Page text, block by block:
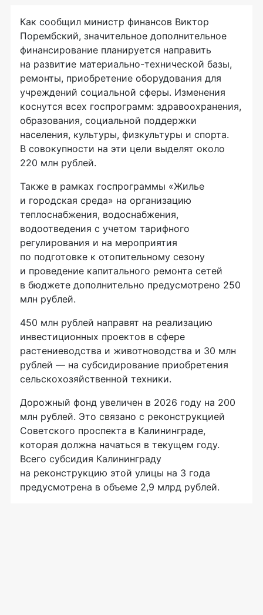
Как сообщил министр финансов Виктор
Порембский, значительное дополнительное
финансирование планируется направить
на развитие материально-технической базы,
ремонты, приобретение оборудования для
учреждений социальной сферы. Изменения
коснутся всех госпрограмм: здравоохранения,
образования, социальной поддержки
населения, культуры, физкультуры и спорта.
В совокупности на эти цели выделят около
220 млн рублей.
Также в рамках госпрограммы «Жилье
и городская среда» на организацию
теплоснабжения, водоснабжения,
водоотведения с учетом тарифного
регулирования и на мероприятия
по подготовке к отопительному сезону
и проведение капитального ремонта сетей
в бюджете дополнительно предусмотрено 250
млн рублей.
450 млн рублей направят на реализацию
инвестиционных проектов в сфере
растениеводства и животноводства и 30 млн
рублей — на субсидирование приобретения
сельскохозяйственной техники.
Дорожный фонд увеличен в 2026 году на 200
млн рублей. Это связано с реконструкцией
Советского проспекта в Калининграде,
которая должна начаться в текущем году.
Всего субсидия Калининграду
на реконструкцию этой улицы на 3 года
предусмотрена в объеме 2,9 млрд рублей.